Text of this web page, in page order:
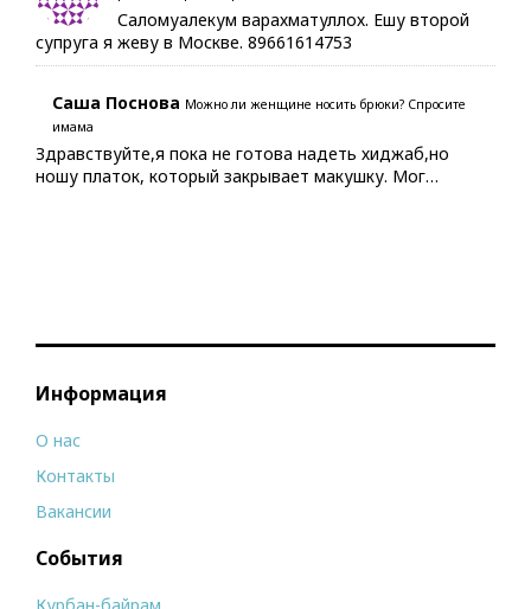
Саломуалекум варахматуллох. Ешу второй
супруга я жеву в Москве. 89661614753
Саша Поснова Можно ли женщине носить брюки? Спросите
имама
Здравствуйте,я пока не готова надеть хиджаб,но
ношу платок, который закрывает макушку. Мог…
Информация
О нас
Контакты
Вакансии
События